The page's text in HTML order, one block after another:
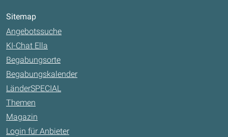
Sitemap
Angebotssuche
KI-Chat Ella
Begabungsorte
Begabungskalender
LänderSPECIAL
Themen
Magazin
Login für Anbieter